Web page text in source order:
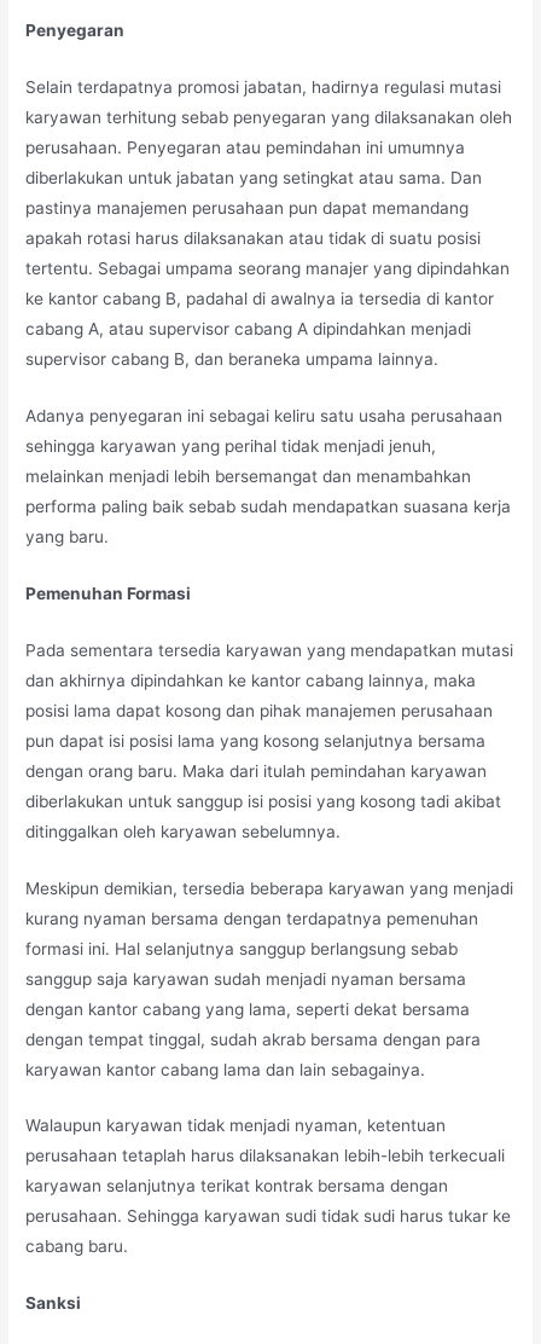
Penyegaran
Selain terdapatnya promosi jabatan, hadirnya regulasi mutasi
karyawan terhitung sebab penyegaran yang dilaksanakan oleh
perusahaan. Penyegaran atau pemindahan ini umumnya
diberlakukan untuk jabatan yang setingkat atau sama. Dan
pastinya manajemen perusahaan pun dapat memandang
apakah rotasi harus dilaksanakan atau tidak di suatu posisi
tertentu. Sebagai umpama seorang manajer yang dipindahkan
ke kantor cabang B, padahal di awalnya ia tersedia di kantor
cabang A, atau supervisor cabang A dipindahkan menjadi
supervisor cabang B, dan beraneka umpama lainnya.
Adanya penyegaran ini sebagai keliru satu usaha perusahaan
sehingga karyawan yang perihal tidak menjadi jenuh,
melainkan menjadi lebih bersemangat dan menambahkan
performa paling baik sebab sudah mendapatkan suasana kerja
yang baru.
Pemenuhan Formasi
Pada sementara tersedia karyawan yang mendapatkan mutasi
dan akhirnya dipindahkan ke kantor cabang lainnya, maka
posisi lama dapat kosong dan pihak manajemen perusahaan
pun dapat isi posisi lama yang kosong selanjutnya bersama
dengan orang baru. Maka dari itulah pemindahan karyawan
diberlakukan untuk sanggup isi posisi yang kosong tadi akibat
ditinggalkan oleh karyawan sebelumnya.
Meskipun demikian, tersedia beberapa karyawan yang menjadi
kurang nyaman bersama dengan terdapatnya pemenuhan
formasi ini. Hal selanjutnya sanggup berlangsung sebab
sanggup saja karyawan sudah menjadi nyaman bersama
dengan kantor cabang yang lama, seperti dekat bersama
dengan tempat tinggal, sudah akrab bersama dengan para
karyawan kantor cabang lama dan lain sebagainya.
Walaupun karyawan tidak menjadi nyaman, ketentuan
perusahaan tetaplah harus dilaksanakan lebih-lebih terkecuali
karyawan selanjutnya terikat kontrak bersama dengan
perusahaan. Sehingga karyawan sudi tidak sudi harus tukar ke
cabang baru.
Sanksi